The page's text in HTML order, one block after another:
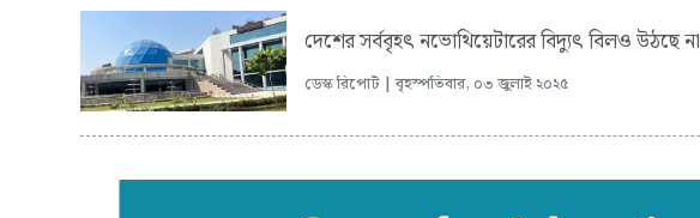
দেশের সর্ববৃহৎ নভোথিয়েটারের বিদ্যুৎ বিলও উঠছে না
ডেস্ক রিপোর্ট | বৃহস্পতিবার, ০৩ জুলাই ২০২৫